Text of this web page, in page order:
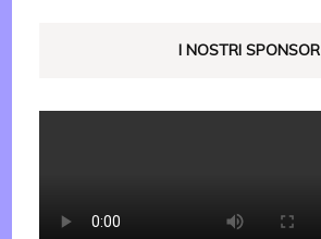
I NOSTRI SPONSOR